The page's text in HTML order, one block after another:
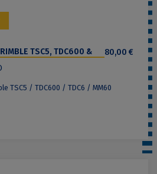
TSC5, TDC600 &
80,00 €
TSC5 / TDC600 / TDC6 / MM60